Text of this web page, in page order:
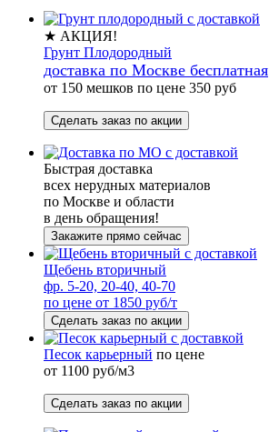
★ АКЦИЯ!
Грунт Плодородный
доставка по Москве бесплатная
от 150 мешков по цене 350 руб
Сделать заказ по акции
Быстрая доставка
всех нерудных материалов
по Москве и области
в день обращения!
Закажите прямо сейчас
Щебень вторичный
фр. 5-20, 20-40, 40-70
по цене от 1850 руб/т
Сделать заказ по акции
Песок карьерный по цене
от 1100 руб/м3
Сделать заказ по акции